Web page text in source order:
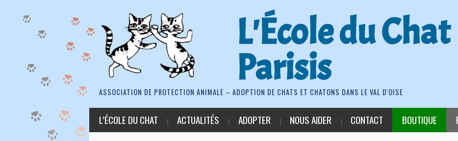
L'École du
Parisis
ASSOCIATION DE PROTECTION ANIMALE – ADOPTION DE CHATS ET CHATONS DANS LE VAL D'OISE
L’ÉCOLE DU CHAT ACTUALITÉS ADOPTER NOUS AIDER CONTACT BOUTIQUE